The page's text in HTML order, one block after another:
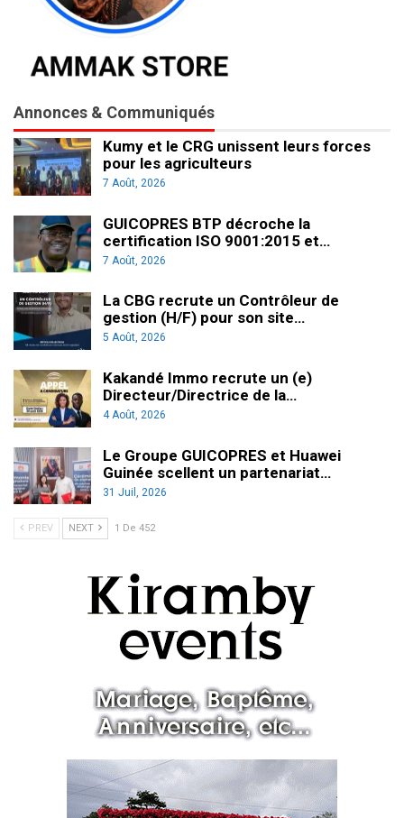
Annonces & Communiqués
Kumy et le CRG unissent leurs forces
pour les agriculteurs
7 Août, 2026
GUICOPRES BTP décroche la
certification ISO 9001:2015 et…
7 Août, 2026
La CBG recrute un Contrôleur de
gestion (H/F) pour son site…
5 Août, 2026
Kakandé Immo recrute un (e)
Directeur/Directrice de la…
4 Août, 2026
Le Groupe GUICOPRES et Huawei
Guinée scellent un partenariat…
31 Juil, 2026
PREV NEXT 1 De 452